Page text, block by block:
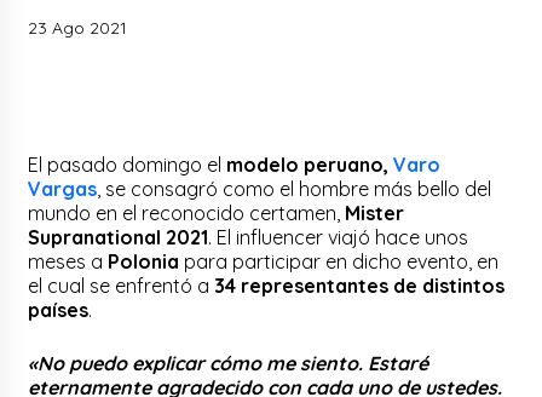
23 Ago 2021
El pasado domingo el modelo peruano,Varo
Vargas , se consagró como el hombre más bello del
mundo en el reconocido certamen, Mister
Supranational 2021. El influencer viajó hace unos
meses a Polonia para participar en dicho evento, en
el cual se enfrentó a 34 representantes de distintos
países.
«No puedo explicar cómo me siento. Estaré
eternamente agradecido con cada uno de ustedes.